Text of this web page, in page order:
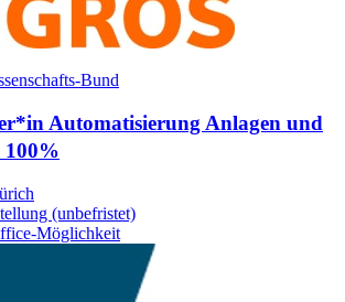
Bund
Automatisierung Anlagen und
100%
(unbefristet)
Möglichkeit